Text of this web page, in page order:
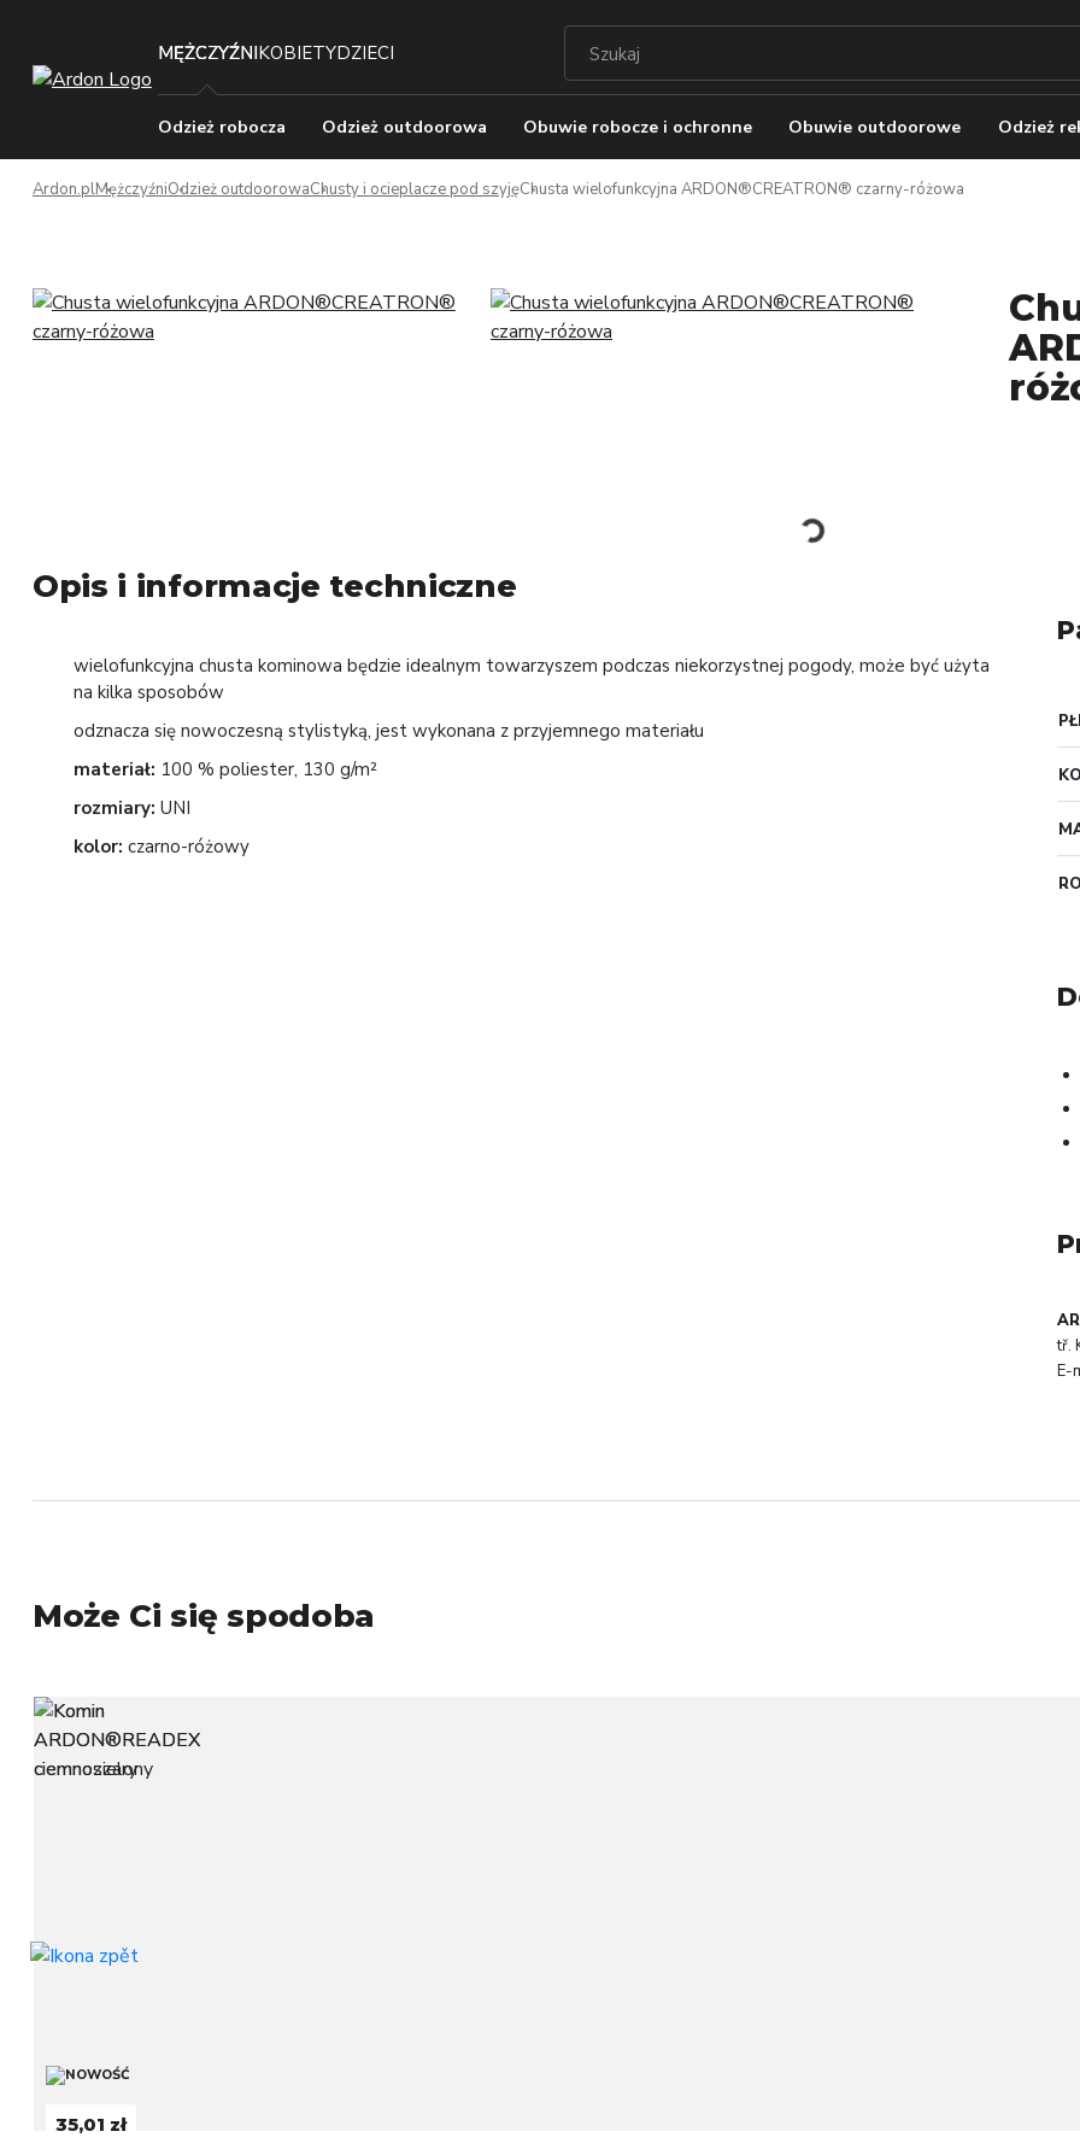
MĘŻCZYŹNIKOBIETYDZIECI
Odzież robocza Odzież outdoorowa Obuwie robocze i ochronne Obuwie outdoorowe Odzież
Ardon.plMężczyźniOdzież outdoorowaChusty i ocieplacze pod szyjęChusta wielofunkcyjna ARDON®CREATRON® czarny-różowa
Opis i informacje techniczne
wielofunkcyjna chusta kominowa będzie idealnym towarzyszem podczas niekorzystnej pogody, może być użyta
na kilka sposobów
odznacza się nowoczesną stylistyką, jest wykonana z przyjemnego materiału
materiał: 100 % poliester, 130 g/m²
rozmiary: UNI
kolor: czarno-różowy
tř.
E-
Może Ci się spodoba
35,01 zł